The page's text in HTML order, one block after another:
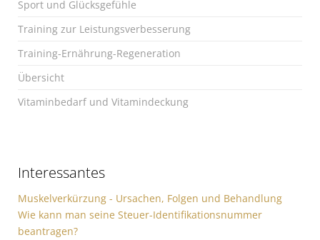
Sport und Glücksgefühle
Training zur Leistungsverbesserung
Training-Ernährung-Regeneration
Übersicht
Vitaminbedarf und Vitamindeckung
Interessantes
Muskelverkürzung - Ursachen, Folgen und Behandlung
Wie kann man seine Steuer-Identifikationsnummer
beantragen?